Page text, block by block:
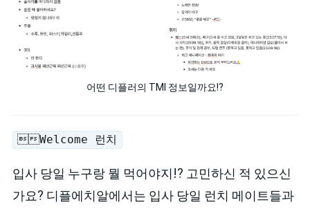
어떤 디플러의 TMI 정보일까요!?
Welcome 런치
입사 당일 누구랑 뭘 먹어야지!? 고민하신 적 있으신
가요? 디플에치알에서는 입사 당일 런치 메이트들과